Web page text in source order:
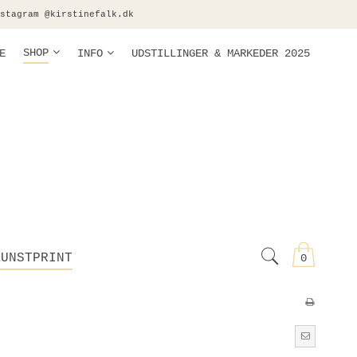
@kirstinefalk.dk
SHOP INFO UDSTILLINGER & MARKEDER 2025
0